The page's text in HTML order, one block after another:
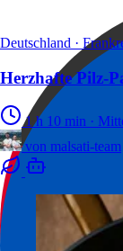
Deutschland ·
Herzhafte Pilz-
1 h 10 min ·
von malsati-team